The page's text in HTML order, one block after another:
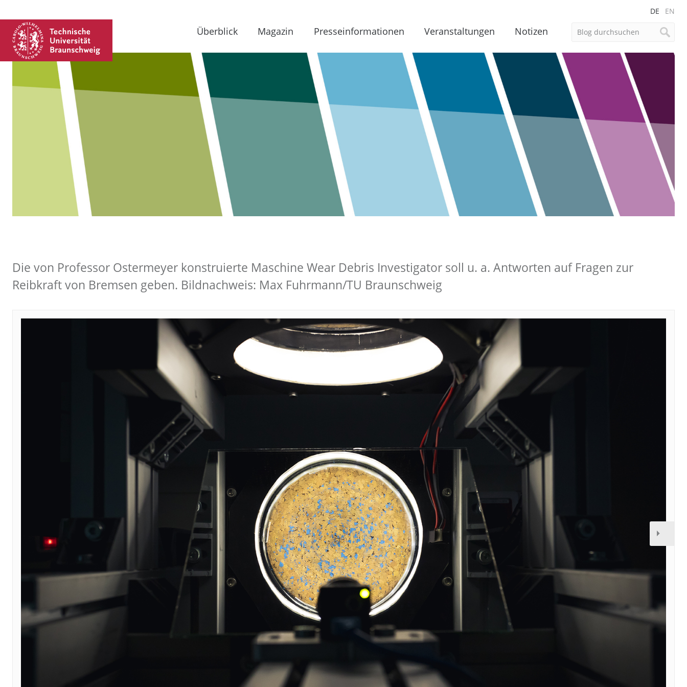
DE EN
Überblick Magazin Presseinformationen Veranstaltungen Notizen
Die von Professor Ostermeyer konstruierte Maschine Wear Debris Investigator soll u. a. Antworten auf Fragen zur
Reibkraft von Bremsen geben. Bildnachweis: Max Fuhrmann/TU Braunschweig